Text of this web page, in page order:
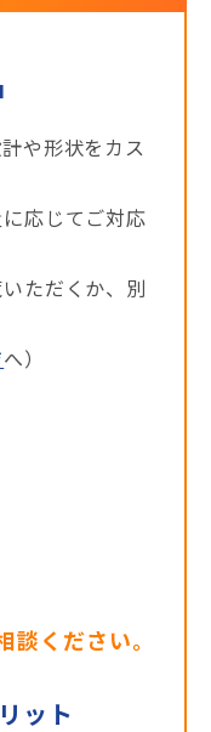
や形状をカス
応じてご対応
ただくか、別
へ）
ください。
ット